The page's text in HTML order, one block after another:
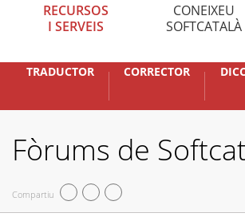
RECURSOS
I SERVEIS
CONEIXEU
SOFTCATALÀ
TRADUCTOR CORRECTOR
Fòrums de
Compartiu